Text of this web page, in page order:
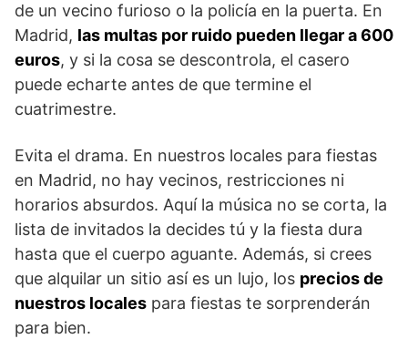
de un vecino furioso o la policía en la puerta. En
Madrid, las multas por ruido pueden llegar a 600
euros, y si la cosa se descontrola, el casero
puede echarte antes de que termine el
cuatrimestre.
Evita el drama. En nuestros locales para fiestas
en Madrid, no hay vecinos, restricciones ni
horarios absurdos. Aquí la música no se corta, la
lista de invitados la decides tú y la fiesta dura
hasta que el cuerpo aguante. Además, si crees
que alquilar un sitio así es un lujo, los precios de
nuestros locales para fiestas te sorprenderán
para bien.